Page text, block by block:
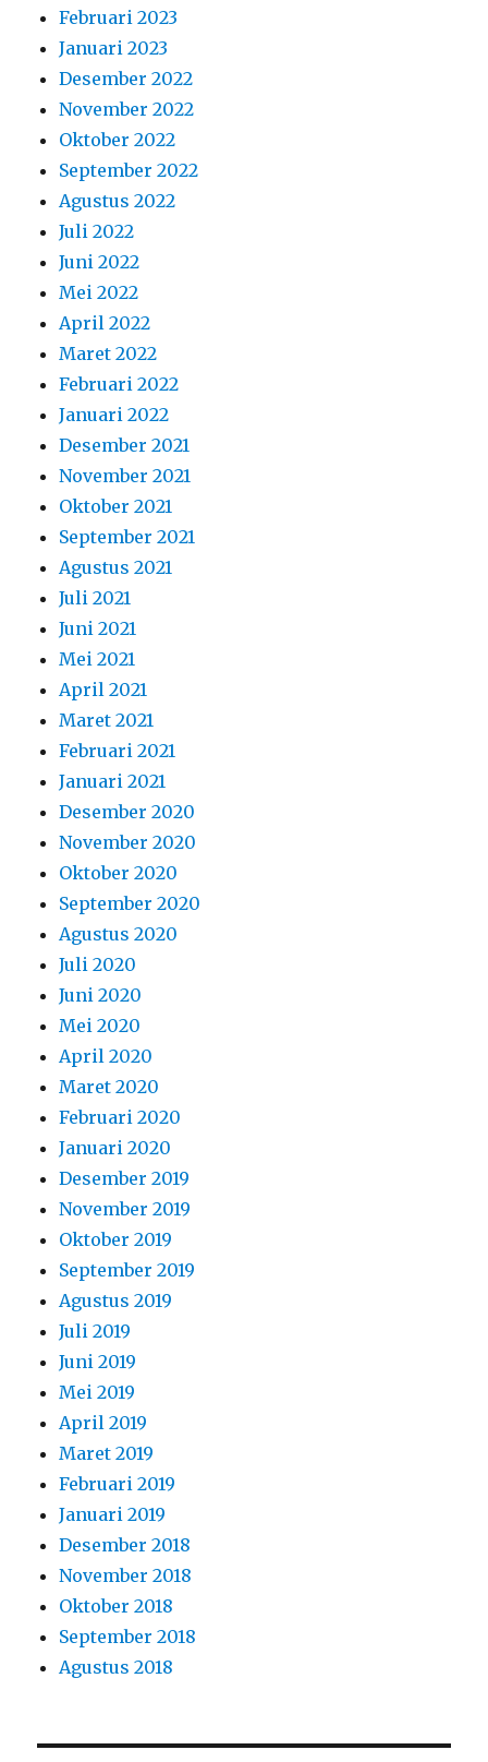
Februari 2023
Januari 2023
Desember 2022
November 2022
Oktober 2022
September 2022
Agustus 2022
Juli 2022
Juni 2022
Mei 2022
April 2022
Maret 2022
Februari 2022
Januari 2022
Desember 2021
November 2021
Oktober 2021
September 2021
Agustus 2021
Juli 2021
Juni 2021
Mei 2021
April 2021
Maret 2021
Februari 2021
Januari 2021
Desember 2020
November 2020
Oktober 2020
September 2020
Agustus 2020
Juli 2020
Juni 2020
Mei 2020
April 2020
Maret 2020
Februari 2020
Januari 2020
Desember 2019
November 2019
Oktober 2019
September 2019
Agustus 2019
Juli 2019
Juni 2019
Mei 2019
April 2019
Maret 2019
Februari 2019
Januari 2019
Desember 2018
November 2018
Oktober 2018
September 2018
Agustus 2018